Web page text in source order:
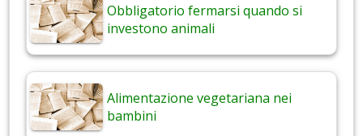
Obbligatorio fermarsi quando si
investono animali
Alimentazione vegetariana nei
bambini